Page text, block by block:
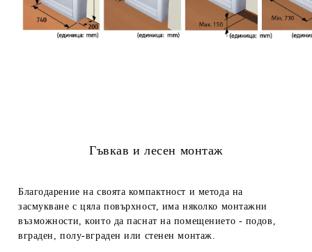
Гъвкав и лесен монтаж
Благодарение на своята компактност и метода на
засмукване с цяла повърхност, има няколко монтажни
възможности, които да паснат на помещението - подов,
вграден, полу-вграден или стенен монтаж.